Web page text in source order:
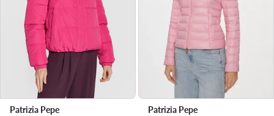
Patrizia Pepe
Patrizia Pepe